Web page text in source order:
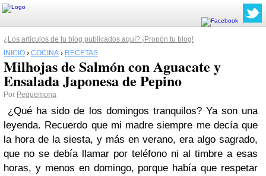
¿Los artículos de tu blog publicados aquí? ¡Propón tu blog!
INICIO › COCINA › RECETAS
Milhojas de Salmón con Aguacate y
Ensalada Japonesa de Pepino
Por Pequemona
¿Qué ha sido de los domingos tranquilos? Ya son una
leyenda. Recuerdo que mi madre siempre me decía que
la hora de la siesta, y más en verano, era algo sagrado,
que no se debía llamar por teléfono ni al timbre a esas
horas, y menos en domingo, porque había que respetar